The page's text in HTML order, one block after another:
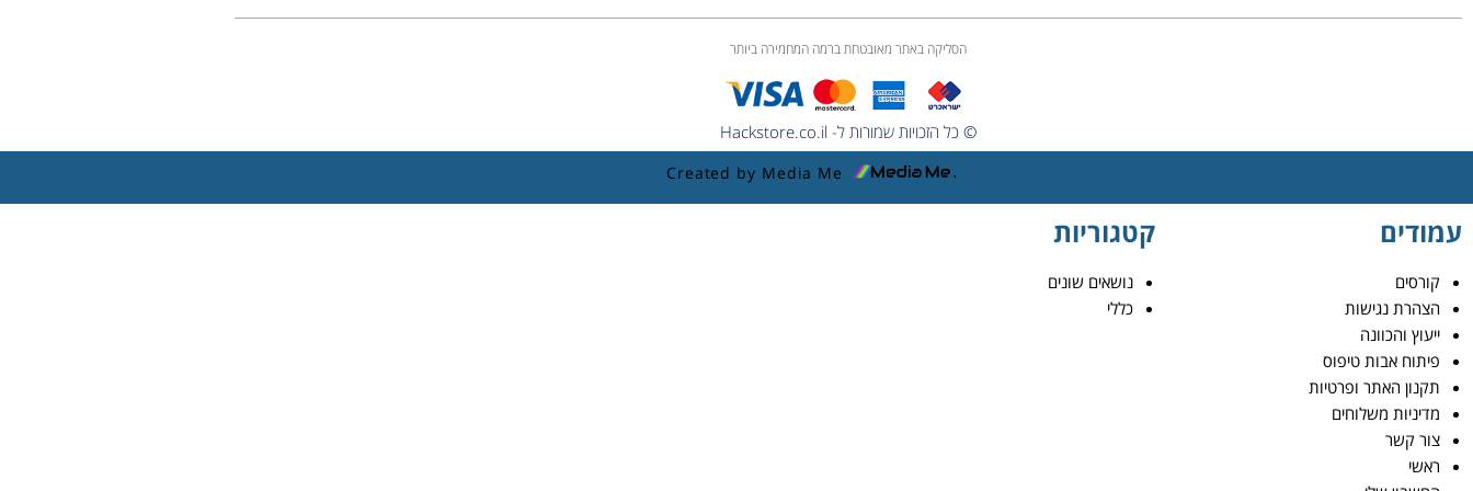
הסליקה באתר מאובטחת ברמה המחמירה ביותר
© כל הזכויות שמורות ל- Hackstore.co.il
Created by Media Me
עמודים
קורסים
הצהרת נגישות
ייעוץ והכוונה
פיתוח אבות טיפוס
תקנון האתר ופרטיות
מדיניות משלוחים
צור קשר
ראשי
קטגוריות
נושאים שונים
כללי